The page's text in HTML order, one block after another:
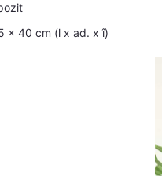
x 40 cm (l x ad. x î)